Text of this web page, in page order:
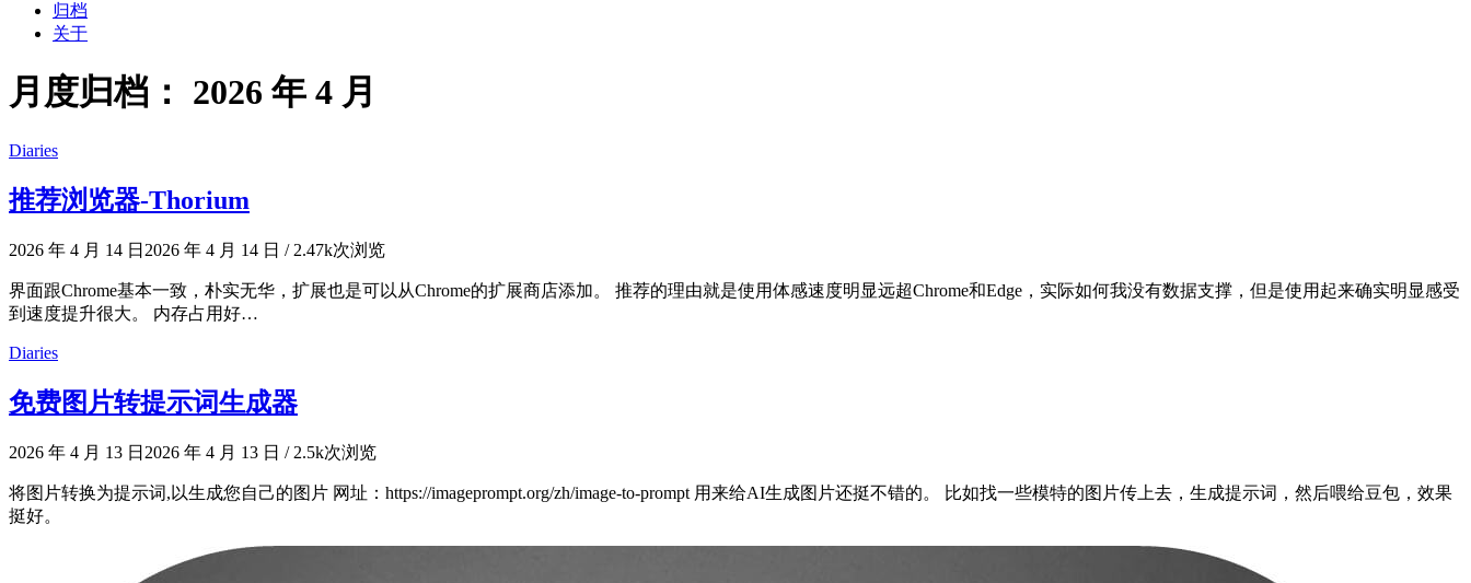
归档
关于
月度归档： 2026 年 4 月
Diaries
推荐浏览器-Thorium
2026 年 4 月 14 日 2026 年 4 月 14 日 /2.47k次浏览
界面跟Chrome基本一致，朴实无华，扩展也是可以从Chrome的扩展商店添加。 推荐的理由就是使用体感速度明显远超Chrome和Edge，实际如何我没有数据支撑，但是使用起来确实明显感受
到速度提升很大。 内存占用好…
Diaries
免费图片转提示词生成器
2026 年 4 月 13 日 2026 年 4 月 13 日 /2.5k次浏览
将图片转换为提示词,以生成您自己的图片 网址：https://imageprompt.org/zh/image-to-prompt 用来给AI生成图片还挺不错的。 比如找一些模特的图片传上去，生成提示词，然后喂给豆包，效果
挺好。